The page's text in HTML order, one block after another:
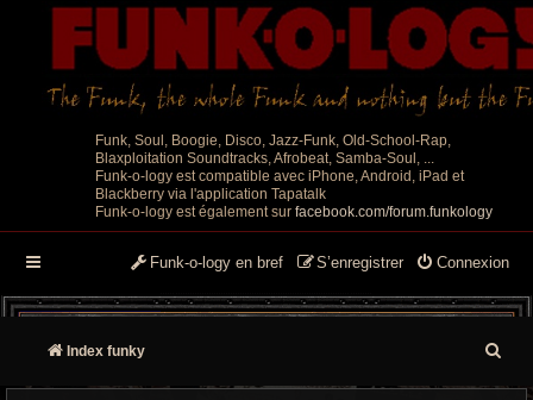
Funk, Soul, Boogie, Disco, Jazz-Funk, Old-School-Rap,
Blaxploitation Soundtracks, Afrobeat, Samba-Soul, ...
Funk-o-logy est compatible avec iPhone, Android, iPad et
Blackberry via l'application Tapatalk
Funk-o-logy est également sur facebook.com/forum.funkology
Connexion
S’enregistrer
Funk-o-logy en bref
Index funky
e